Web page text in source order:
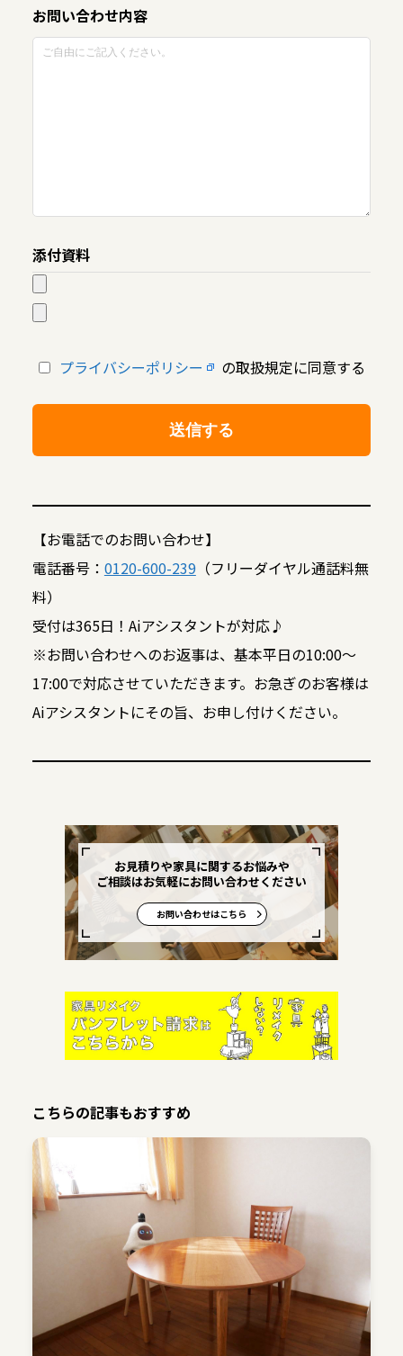
お問い合わせ内容
添付資料
プライバシーポリシー の取扱規定に同意する
【お電話でのお問い合わせ】
電話番号： 0120-600-239（フリーダイヤル通話料無
料）
受付は365日！Aiアシスタントが対応♪
※お問い合わせへのお返事は、基本平日の10:00～
17:00で対応させていただきます。お急ぎのお客様は
Aiアシスタントにその旨、お申し付けください。
お見積りや家具に関するお悩みや
ご相談はお気軽にお問い合わせください
お問い合わせはこちら
こちらの記事もおすすめ